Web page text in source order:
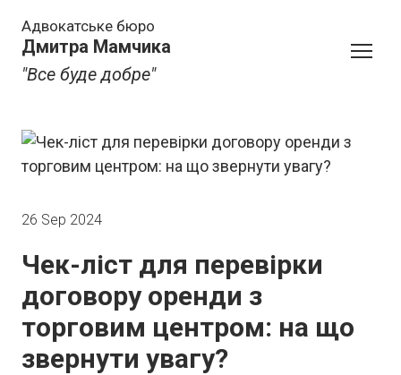
Адвокатське бюро
Дмитра Мамчика
"Все буде добре"
26 Sep 2024
Чек-ліст для перевірки
договору оренди з
торговим центром: на що
звернути увагу?